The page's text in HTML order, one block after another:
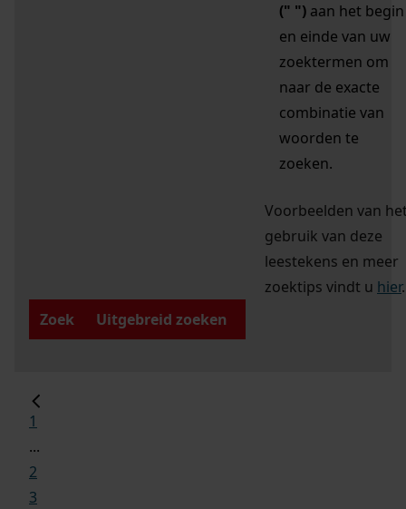
(" ") aan het begin
en einde van uw
zoektermen om
naar de exacte
combinatie van
woorden te
zoeken.
Voorbeelden van
gebruik van deze
leestekens en meer
zoektips vindt u hier.
Zoek
Uitgebreid zoeken
1
...
2
3